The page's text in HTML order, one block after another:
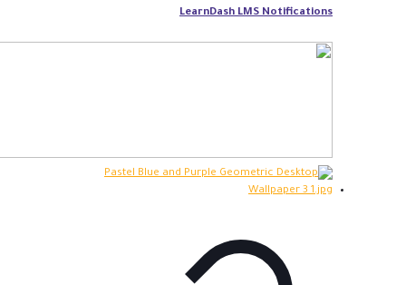
LearnDash LMS Notifications